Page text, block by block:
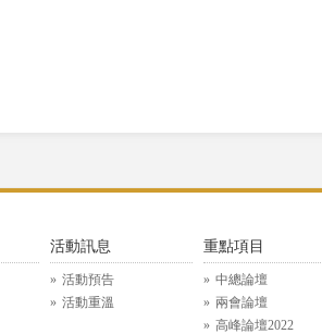
活動訊息
活動預告
活動重溫
重點項目
中總論壇
兩會論壇
高峰論壇2022